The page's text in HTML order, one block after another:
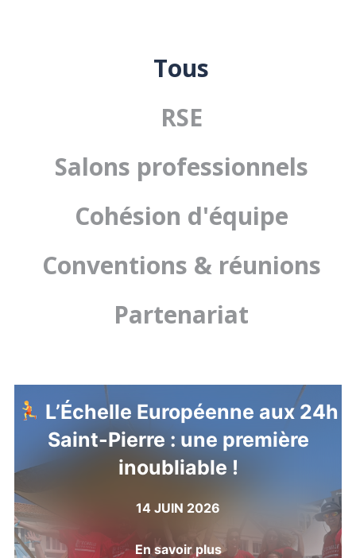
Tous
RSE
Salons professionnels
Cohésion d'équipe
Conventions & réunions
Partenariat
L’Échelle Européenne aux 24h
Saint-Pierre : une première
inoubliable !
14 JUIN 2026
En savoir plus